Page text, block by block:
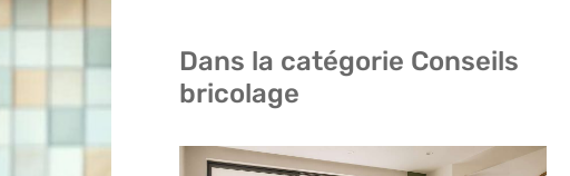
Dans la catégorie Conseils
bricolage